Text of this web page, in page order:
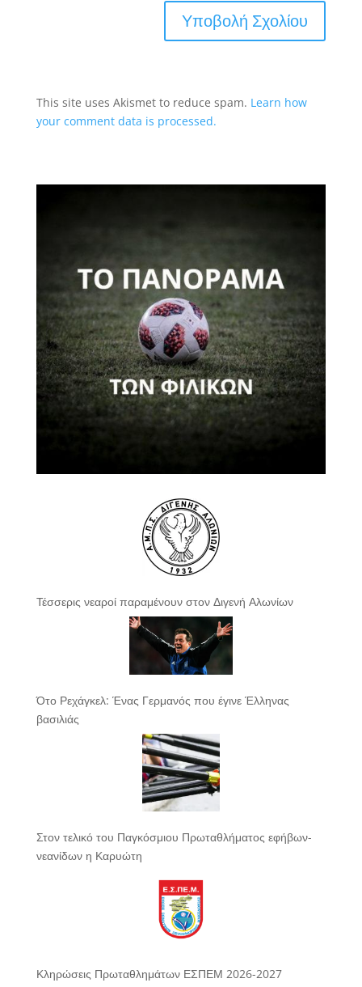
This site uses Akismet to reduce spam. Learn how
your comment data is processed.
Τέσσερις νεαροί παραμένουν στον Διγενή Αλωνίων
Ότο Ρεχάγκελ: Ένας Γερμανός που έγινε Έλληνας
βασιλιάς
Στον τελικό του Παγκόσμιου Πρωταθλήματος εφήβων-
νεανίδων η Καρυώτη
Κληρώσεις Πρωταθλημάτων ΕΣΠΕΜ 2026-2027